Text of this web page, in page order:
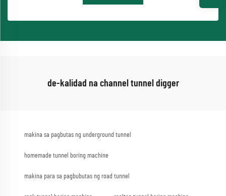
de-kalidad na channel tunnel digger
makina sa pagbutas ng underground tunnel
homemade tunnel boring machine
makina para sa pagbubutas ng road tunnel